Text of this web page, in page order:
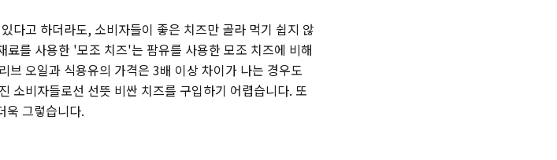
다고 하더라도, 소비자들이 좋은 치즈만 골라 먹기 쉽지 않
를 사용한 '모조 치즈'는 팜유를 사용한 모조 치즈에 비해
브 오일과 식용유의 가격은 3배 이상 차이가 나는 경우도
소비자들로선 선뜻 비싼 치즈를 구입하기 어렵습니다. 또
욱 그렇습니다.